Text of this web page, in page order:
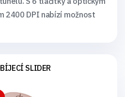
2400 DPI nabízí možnost
SLIDER